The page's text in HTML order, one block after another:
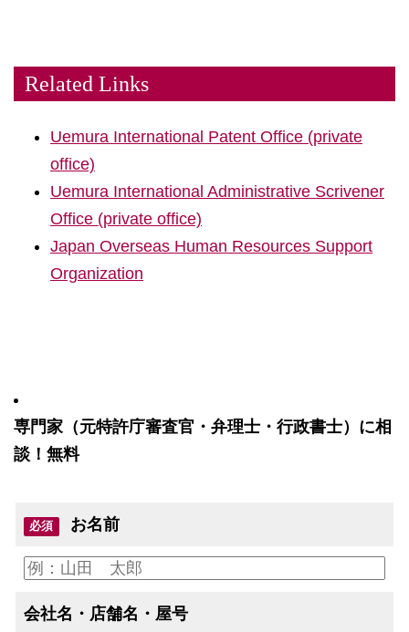
Related Links
Uemura International Patent Office (private
office)
Uemura International Administrative Scrivener
Office (private office)
Japan Overseas Human Resources Support
Organization
専門家（元特許庁審査官・弁理士・行政書士）に相
談！無料
必須 お名前
会社名・店舗名・屋号